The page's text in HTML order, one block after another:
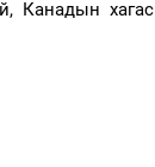
Канадын хагас